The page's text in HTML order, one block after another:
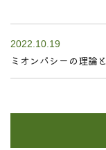
2022.10.19
ミオンパシーの理論